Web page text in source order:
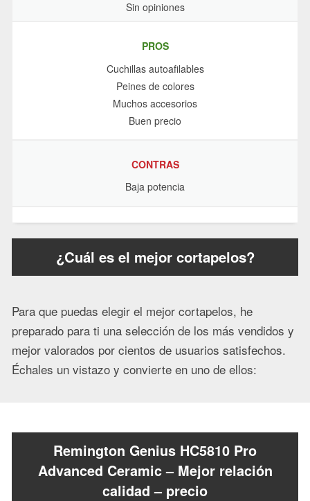
Sin opiniones
PROS
Cuchillas autoafilables
Peines de colores
Muchos accesorios
Buen precio
CONTRAS
Baja potencia
¿Cuál es el mejor cortapelos?
Para que puedas elegir el mejor cortapelos, he
preparado para ti una selección de los más vendidos y
mejor valorados por cientos de usuarios satisfechos.
Échales un vistazo y convierte en uno de ellos:
Remington Genius HC5810 Pro
Advanced Ceramic – Mejor relación
calidad – precio